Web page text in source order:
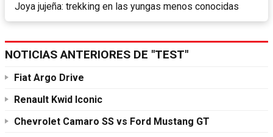
Joya jujeña: trekking en las yungas menos conocidas
NOTICIAS ANTERIORES DE "TEST"
Fiat Argo Drive
Renault Kwid Iconic
Chevrolet Camaro SS vs Ford Mustang GT